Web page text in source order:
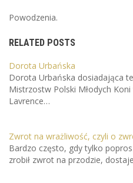
Powodzenia.
RELATED POSTS
Dorota Urbańska
Dorota Urbańska dosiadająca
Mistrzostw Polski Młodych
Lavrence…
Zwrot na wrażliwość, czyli o
Bardzo często, gdy tylko
zrobił zwrot na przodzie,